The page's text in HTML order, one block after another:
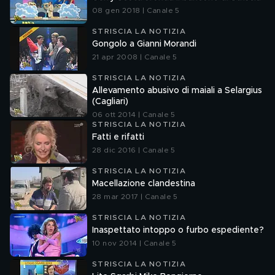
08 gen 2018 | Canale 5
STRISCIA LA NOTIZIA
Gongolo a Gianni Morandi
21 apr 2008 | Canale 5
STRISCIA LA NOTIZIA
Allevamento abusivo di maiali a Selargius
(Cagliari)
06 ott 2014 | Canale 5
STRISCIA LA NOTIZIA
Fatti e rifatti
28 dic 2016 | Canale 5
STRISCIA LA NOTIZIA
Macellazione clandestina
28 mar 2017 | Canale 5
STRISCIA LA NOTIZIA
Inaspettato intoppo o furbo espediente?
10 nov 2014 | Canale 5
STRISCIA LA NOTIZIA